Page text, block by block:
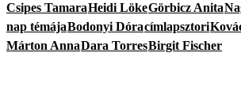
Csipes TamaraHeidi LökeGörbicz Anita
nap témájaBodonyi Dóracímlapsztori
Márton AnnaDara TorresBirgit Fischer